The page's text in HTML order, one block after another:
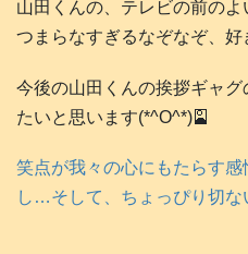
山田くんの、テレビの前のよ
つまらなすぎるなぞなぞ、
今後の山田くんの挨拶ギャ
たいと思います(*^O^*)🎴
笑点が我々の心にもたらす
し…そして、ちょっぴり切な